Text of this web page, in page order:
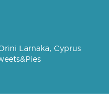
Larnaka, Cyprus